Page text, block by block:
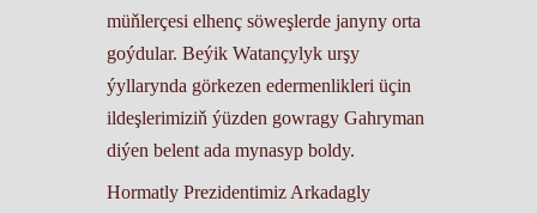
müňlerçesi elhenç söweşlerde janyny orta
goýdular. Beýik Watançylyk urşy
ýyllarynda görkezen edermenlikleri üçin
ildeşlerimiziň ýüzden gowragy Gahryman
diýen belent ada mynasyp boldy.
Hormatly Prezidentimiz Arkadagly